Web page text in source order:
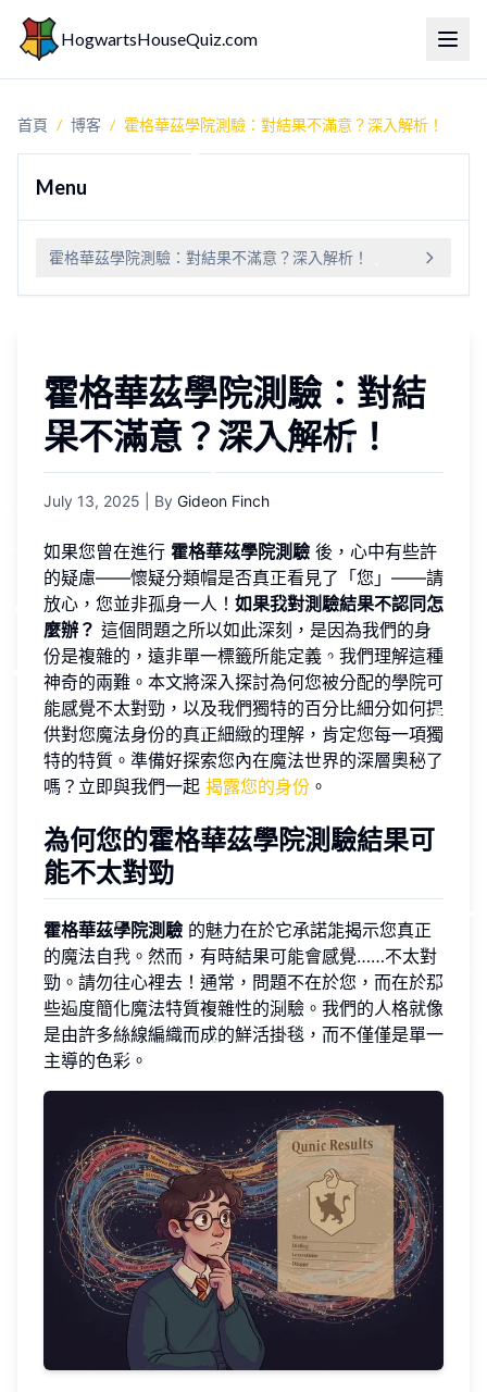
HogwartsHouseQuiz.com 切換
首頁 / 博客 / 霍格華茲學院測驗：對結果不滿意？深入解析！
Menu
霍格華茲學院測驗：對結果不滿意？深入解析！
霍格華茲學院測驗：對結
果不滿意？深入解析！
July 13, 2025 | By Gideon Finch
如果您曾在進行 霍格華茲學院測驗 後，心中有些許
的疑慮——懷疑分類帽是否真正看見了「您」——請
放心，您並非孤身一人！ 如果我對測驗結果不認同怎
麼辦？ 這個問題之所以如此深刻，是因為我們的身
份是複雜的，遠非單一標籤所能定義。我們理解這種
神奇的兩難。本文將深入探討為何您被分配的學院可
能感覺不太對勁，以及我們獨特的百分比細分如何提
供對您魔法身份的真正細緻的理解，肯定您每一項獨
特的特質。準備好探索您內在魔法世界的深層奧秘了
嗎？立即與我們一起 揭露您的身份 。
為何您的霍格華茲學院測驗結果可
能不太對勁
霍格華茲學院測驗 的魅力在於它承諾能揭示您真正
的魔法自我。然而，有時結果可能會感覺……不太對
勁。請勿往心裡去！通常，問題不在於您，而在於那
些過度簡化魔法特質複雜性的測驗。我們的人格就像
是由許多絲線編織而成的鮮活掛毯，而不僅僅是單一
主導的色彩。